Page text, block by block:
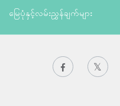
မြေပုံနှင့်လမ်းညွှန်ချက်များ